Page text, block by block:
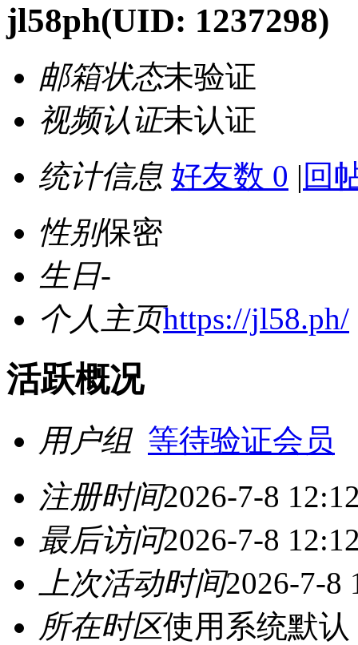
jl58ph(UID: 1237298)
邮箱状态未验证
视频认证未认证
统计信息 好友数 0 | 回
性别保密
生日-
个人主页https://jl58.ph/
活跃概况
用户组 等待验证会员
注册时间2026-7-8
最后访问2026-7-8
上次活动时间2026-7-8
所在时区使用系统默认